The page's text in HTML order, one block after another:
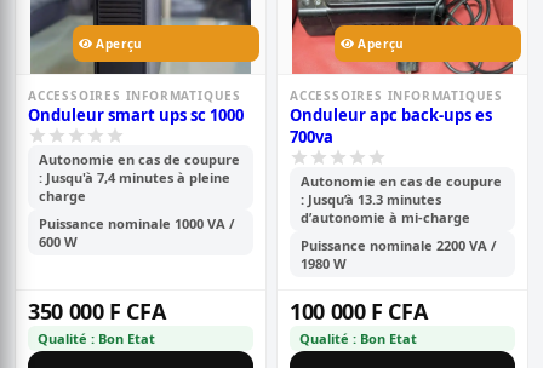
Aperçu
ACCESSOIRES INFORMATIQUES
Onduleur smart ups sc 1000
Autonomie en cas de coupure
: Jusqu'à 7,4 minutes à pleine
charge
Puissance nominale 1000 VA /
600 W
350 000 F CFA
Qualité : Bon Etat
Aperçu
ACCESSOIRES INFORMATIQUES
Onduleur apc back-ups es
700va
Autonomie en cas de coupure
: Jusqu’à 13.3 minutes
d’autonomie à mi-charge
Puissance nominale 2200 VA /
1980 W
100 000 F CFA
Qualité : Bon Etat